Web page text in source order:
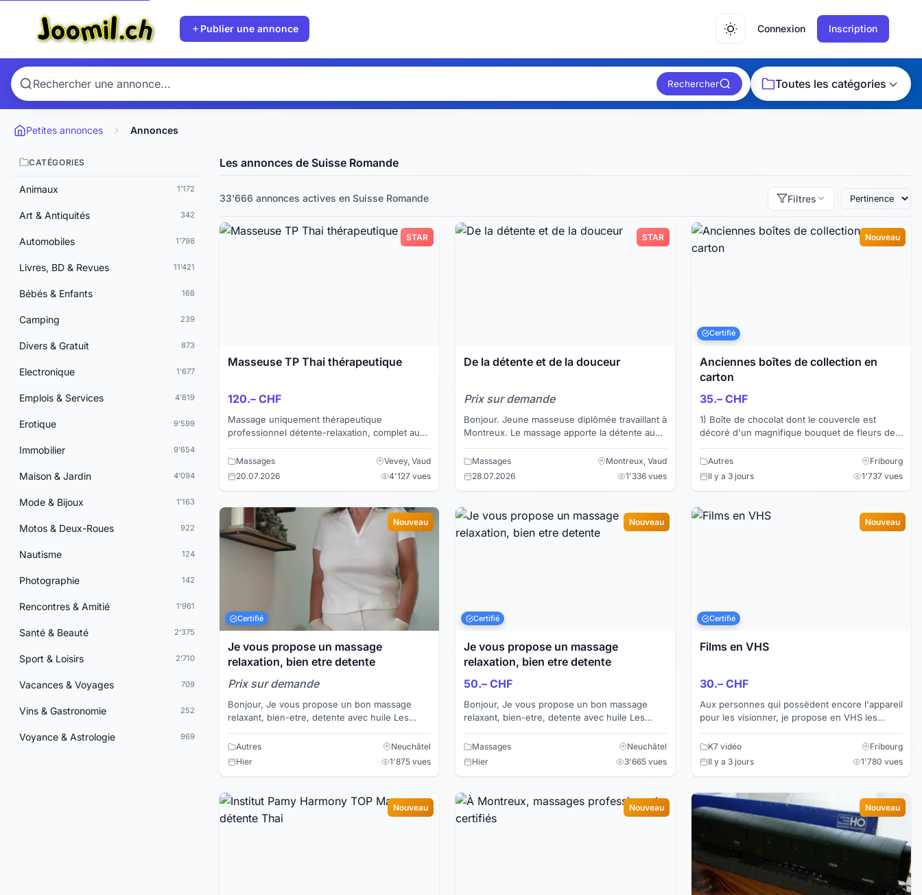
Publier une annonce Connexion Inscription
Rechercher Toutes les catégories
Petites annonces Annonces
CATÉGORIES
Animaux 1'172
Art & Antiquités 342
Automobiles 1'798
Livres, BD & Revues 11'421
Bébés & Enfants 168
Camping 239
Divers & Gratuit 873
Electronique 1'677
Emplois & Services 4'819
Erotique 9'599
Immobilier 9'654
Maison & Jardin 4'094
Mode & Bijoux 1'163
Motos & Deux-Roues 922
Nautisme 124
Photographie 142
Rencontres & Amitié 1'961
Santé & Beauté 2'375
Sport & Loisirs 2'710
Vacances & Voyages 709
Vins & Gastronomie 252
Voyance & Astrologie 969
Les annonces de Suisse Romande
33'666 annonces actives en Suisse Romande Filtres
STAR
Masseuse TP Thai thérapeutique
120.– CHF
Massage uniquement thérapeutique
professionnel détente-relaxation, complet aux
une vraie table de massag...
Massages
Vevey, Vaud
20.07.2026
4'127 vues
STAR
De la détente et de la douceur
Prix sur demande
Bonjour. Jeune masseuse diplômée travaillant à
Montreux. Le massage apporte la détente au
noeuds,...
Massages
Montreux, Vaud
28.07.2026
1'336 vues
Nouveau
Certifié
Anciennes boîtes de collection en
carton
35.– CHF
1) Boîte de chocolat dont le couvercle est
décoré d'un magnifique bouquet de fleurs de
"crèmes assorties". ...
Autres
Fribourg
Il y a 3 jours
1'737 vues
Nouveau
Certifié
Je vous propose un massage
relaxation, bien etre detente
Prix sur demande
Bonjour, Je vous propose un bon massage
relaxant, bien-etre, detente avec huile Les
Je vous recois ...
Autres
Neuchâtel
Hier
1'875 vues
Nouveau
Certifié
Je vous propose un massage
relaxation, bien etre detente
50.– CHF
Bonjour, Je vous propose un bon massage
relaxant, bien-etre, detente avec huile Les
Je vous rec...
Massages
Neuchâtel
Hier
3'665 vues
Nouveau
Certifié
Films en VHS
30.– CHF
Aux personnes qui possèdent encore l'appareil
pour les visionner, je propose en VHS les
1. Le Château...
K7 vidéo
Fribourg
Il y a 3 jours
1'780 vues
Nouveau Nouveau Nouveau